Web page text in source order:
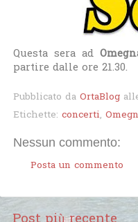
Questa sera ad
partire dalle ore 21.30.
Pubblicato da OrtaBlog
Etichette: concerti,
Nessun commento:
Posta un commento